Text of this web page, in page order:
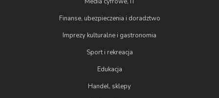
Finanse, ubezpieczenia i doradztwo
Imprezy kulturalne i gastronomia
Sport i rekreacja
Edukacja
Handel, sklepy